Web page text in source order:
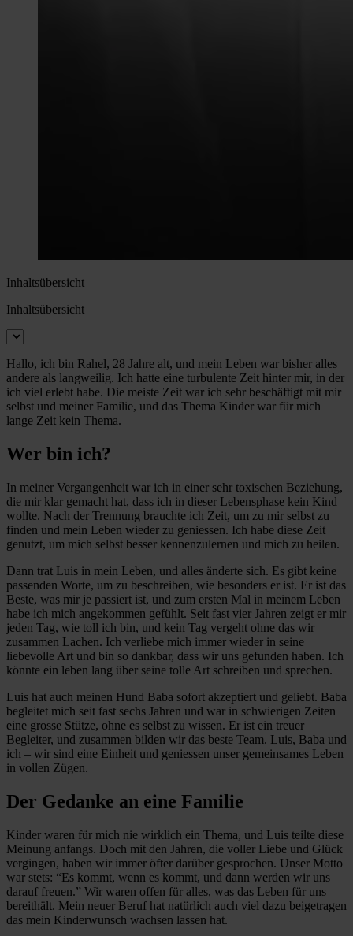
Inhaltsübersicht
Inhaltsübersicht
Hallo, ich bin Rahel, 28 Jahre alt, und mein Leben war bisher alles
andere als langweilig. Ich hatte eine turbulente Zeit hinter mir, in der
ich viel erlebt habe. Die meiste Zeit war ich sehr beschäftigt mit mir
selbst und meiner Familie, und das Thema Kinder war für mich
lange Zeit kein Thema.
Wer bin ich?
In meiner Vergangenheit war ich in einer sehr toxischen Beziehung,
die mir klar gemacht hat, dass ich in dieser Lebensphase kein Kind
wollte. Nach der Trennung brauchte ich Zeit, um zu mir selbst zu
finden und mein Leben wieder zu geniessen. Ich habe diese Zeit
genutzt, um mich selbst besser kennenzulernen und mich zu heilen.
Dann trat Luis in mein Leben, und alles änderte sich. Es gibt keine
passenden Worte, um zu beschreiben, wie besonders er ist. Er ist das
Beste, was mir je passiert ist, und zum ersten Mal in meinem Leben
habe ich mich angekommen gefühlt. Seit fast vier Jahren zeigt er mir
jeden Tag, wie toll ich bin, und kein Tag vergeht ohne das wir
zusammen Lachen. Ich verliebe mich immer wieder in seine
liebevolle Art und bin so dankbar, dass wir uns gefunden haben. Ich
könnte ein leben lang über seine tolle Art schreiben und sprechen.
Luis hat auch meinen Hund Baba sofort akzeptiert und geliebt. Baba
begleitet mich seit fast sechs Jahren und war in schwierigen Zeiten
eine grosse Stütze, ohne es selbst zu wissen. Er ist ein treuer
Begleiter, und zusammen bilden wir das beste Team. Luis, Baba und
ich – wir sind eine Einheit und geniessen unser gemeinsames Leben
in vollen Zügen.
Der Gedanke an eine Familie
Kinder waren für mich nie wirklich ein Thema, und Luis teilte diese
Meinung anfangs. Doch mit den Jahren, die voller Liebe und Glück
vergingen, haben wir immer öfter darüber gesprochen. Unser Motto
war stets: “Es kommt, wenn es kommt, und dann werden wir uns
darauf freuen.” Wir waren offen für alles, was das Leben für uns
bereithält. Mein neuer Beruf hat natürlich auch viel dazu beigetragen
das mein Kinderwunsch wachsen lassen hat.